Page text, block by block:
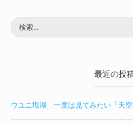
最近の投
ウユニ塩湖 一度は見てみたい「天